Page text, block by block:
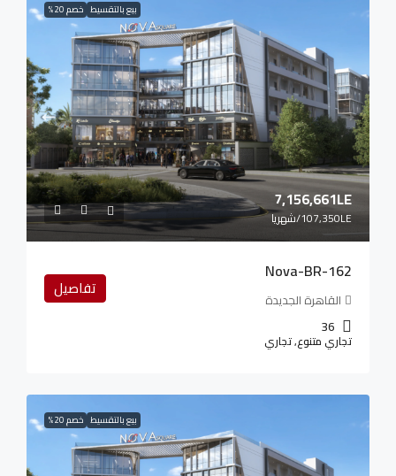
بيع بالتقسيط خصم 20%
7,156,661LE
107,350LE/شهريا
Nova-BR-162
القاهرة الجديدة
36
تجاري متنوع, تجاري
تفاصيل
بيع بالتقسيط خصم 20%